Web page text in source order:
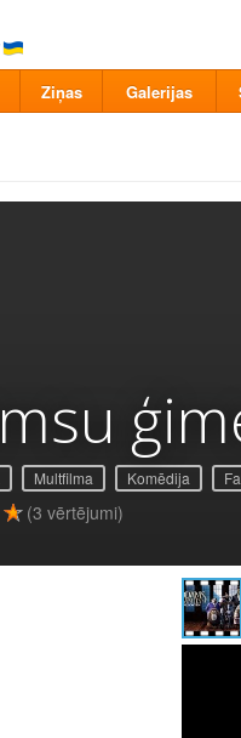
Ziņas Galerijas
Multfilma Komēdija
(3 vērtējumi)